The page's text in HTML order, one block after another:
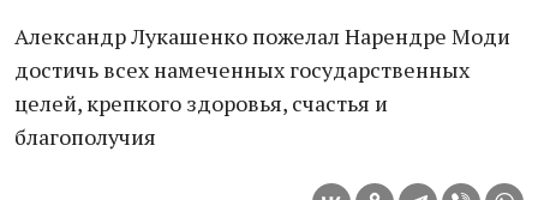
Александр Лукашенко пожелал Нарендре Моди
достичь всех намеченных государственных
целей, крепкого здоровья, счастья и
благополучия